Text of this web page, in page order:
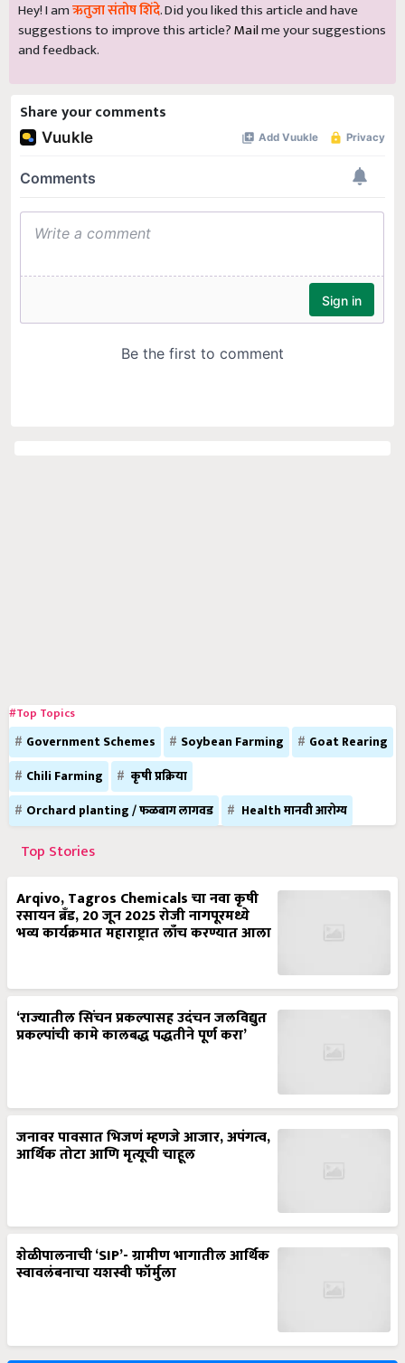
Hey! I amऋतुजा संतोष शिंदे. Did you liked this article and have
suggestions to improve this article?Mailme your suggestions
and feedback.
Share your comments
#Top Topics
Government Schemes Soybean Farming
Goat Rearing
Chili Farming
कृषी प्रक्रिया
Orchard planting / फळबाग लागवड
Health मानवी आरोग्य
Top Stories
Arqivo, Tagros Chemicals चा नवा कृषी
रसायन ब्रँड, 20 जून 2025 रोजी नागपूरमध्ये
भव्य कार्यक्रमात महाराष्ट्रात लाँच करण्यात आला
‘राज्यातील सिंचन प्रकल्पासह उदंचन जलविद्युत
प्रकल्पांची कामे कालबद्ध पद्धतीने पूर्ण करा’
जनावर पावसात भिजणं म्हणजे आजार, अपंगत्व,
आर्थिक तोटा आणि मृत्यूची चाहूल
शेळीपालनाची ‘SIP’- ग्रामीण भागातील आर्थिक
स्वावलंबनाचा यशस्वी फॉर्मुला